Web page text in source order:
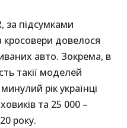
за підсумками
довелося
авто. Зокрема, в
такії моделей
рік українці
та 25 000 –
року.